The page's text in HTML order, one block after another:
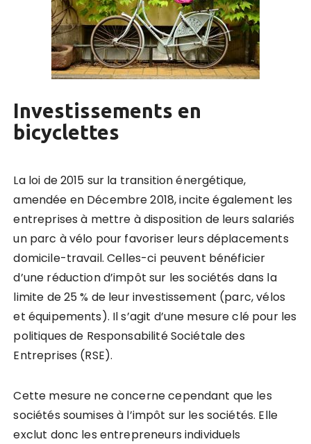
Investissements en
bicyclettes
La loi de 2015 sur la transition énergétique,
amendée en Décembre 2018, incite également les
entreprises à mettre à disposition de leurs salariés
un parc à vélo pour favoriser leurs déplacements
domicile-travail. Celles-ci peuvent bénéficier
d’une réduction d’impôt sur les sociétés dans la
limite de 25 % de leur investissement (parc, vélos
et équipements). Il s’agit d’une mesure clé pour les
politiques de Responsabilité Sociétale des
Entreprises (RSE).
Cette mesure ne concerne cependant que les
sociétés soumises à l’impôt sur les sociétés. Elle
exclut donc les entrepreneurs individuels